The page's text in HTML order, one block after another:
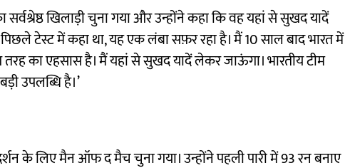
खिलाड़ी चुना गया और उन्होंने कहा कि वह यहां से सुखद यादें
टेस्ट में कहा था, यह एक लंबा सफ़र रहा है। मैं 10 साल बाद भारत में
का एहसास है। मैं यहां से सुखद यादें लेकर जाऊंगा। भारतीय टीम
उपलब्धि है।’
के लिए मैन ऑफ द मैच चुना गया। उन्होंने पहली पारी में 93 रन बनाए